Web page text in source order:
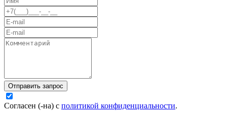
Отправить запрос
Согласен (-на) с политикой конфиденциальности.